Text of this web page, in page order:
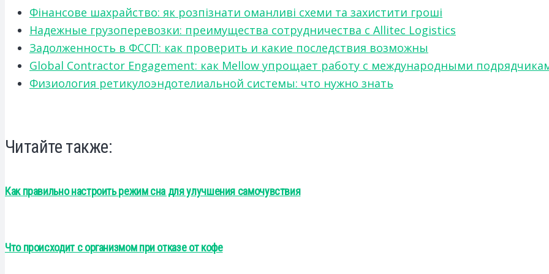
Фінансове шахрайство: як розпізнати оманливі схеми та захистити гроші
Надежные грузоперевозки: преимущества сотрудничества с Allitec Logistics
Задолженность в ФССП: как проверить и какие последствия возможны
Global Contractor Engagement: как Mellow упрощает работу с международными
Физиология ретикулоэндотелиальной системы: что нужно знать
Читайте также:
Как правильно настроить режим сна для улучшения самочувствия
Что происходит с организмом при отказе от кофе